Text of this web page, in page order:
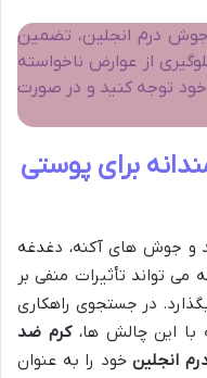
جوش درم انجلین، تضمین
از عوارض ناخواسته
توجه کنید و در صورت
برای پوستی
و جوش های آکنه، دغدغه
می تواند تأثیرات منفی بر
در جستجوی راهکاری
با این چالش ها،کرم ضد
انجلین خود را به عنوان